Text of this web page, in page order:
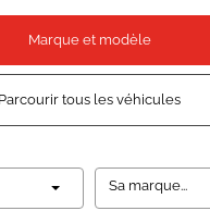
Marque et modèle
Parcourir tous les véhicules
Sa marque...